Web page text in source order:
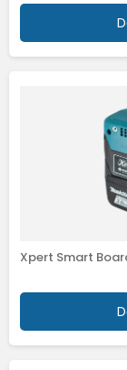
Xpert Smart